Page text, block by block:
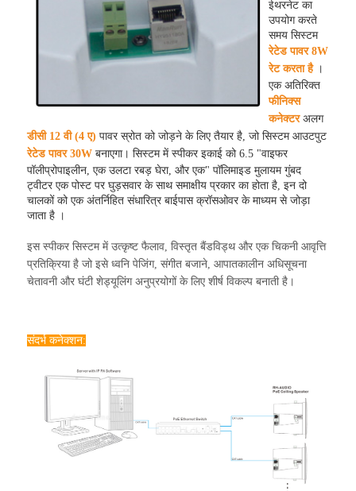
ईथरनेट का
उपयोग करते
समय सिस्टम
रेटेड पावर 8W
रेट करता है।
एक अतिरिक्त
फीनिक्स
कनेक्टरअलग
डीसी 12 वी (4 ए) पावर स्रोत को जोड़ने के लिए तैयार है, जो सिस्टम आउटपुट
रेटेड पावर 30W बनाएगा। सिस्टम में स्पीकर इकाई को 6.5 "वाइफर
पॉलीप्रोपाइलीन, एक उलटा रबड़ घेरा, और एक" पॉलिमाइड मुलायम गुंबद
ट्वीटर एक पोस्ट पर घुड़सवार के साथ समाक्षीय प्रकार का होता है, इन दो
चालकों को एक अंतर्निहित संधारित्र बाईपास क्रॉसओवर के माध्यम से जोड़ा
जाता है ।
इस स्पीकर सिस्टम में उत्कृष्ट फैलाव, विस्तृत बैंडविड्थ और एक चिकनी आवृत्ति
प्रतिक्रिया है जो इसे ध्वनि पेजिंग, संगीत बजाने, आपातकालीन अधिसूचना
चेतावनी और घंटी शेड्यूलिंग अनुप्रयोगों के लिए शीर्ष विकल्प बनाती है।
संदर्भ कनेक्शन: